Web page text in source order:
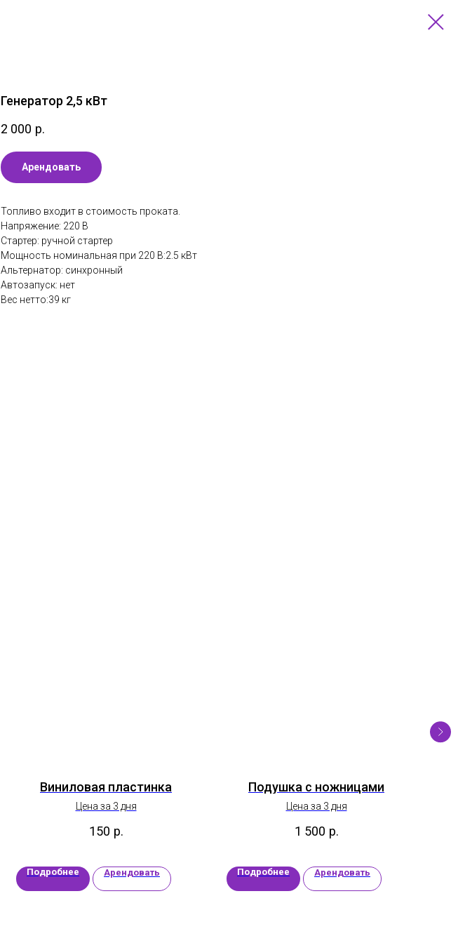
Генератор 2,5 кВт
2 000 р.
Арендовать
Топливо входит в стоимость проката.
Напряжение: 220 В
Стартер: ручной стартер
Мощность номинальная при 220 В:2.5 кВт
Альтернатор: синхронный
Автозапуск: нет
Вес нетто:39 кг
Виниловая пластинка
Цена за 3 дня
150 р.
Подробнее Арендовать
Подушка с ножницами
Цена за 3 дня
1 500 р.
Подробнее Арендовать